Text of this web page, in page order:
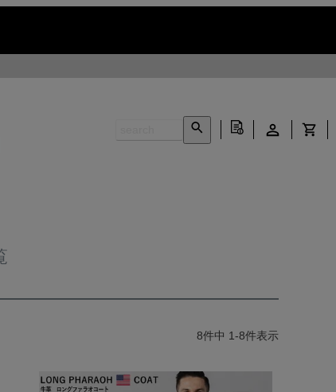
OUTLET・SALE ▶
LEATHER CARE ▶
OEM/ODM-製造相談-
8件中 1-8件表示